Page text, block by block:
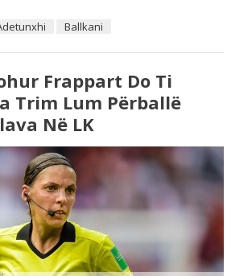
Ballkani
Frappart Do Ti
Trim Lum Përballë
Në LK